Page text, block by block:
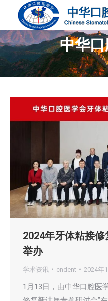
中华 您
2024年牙体粘接
举办
学术资讯 cndent 2024年
1月13日，由中华口腔医